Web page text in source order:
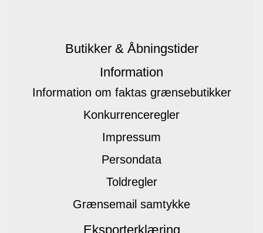
Butikker & Åbningstider
Information
Information om faktas grænsebutikker
Konkurrenceregler
Impressum
Persondata
Toldregler
Grænsemail samtykke
Eksporterklæring